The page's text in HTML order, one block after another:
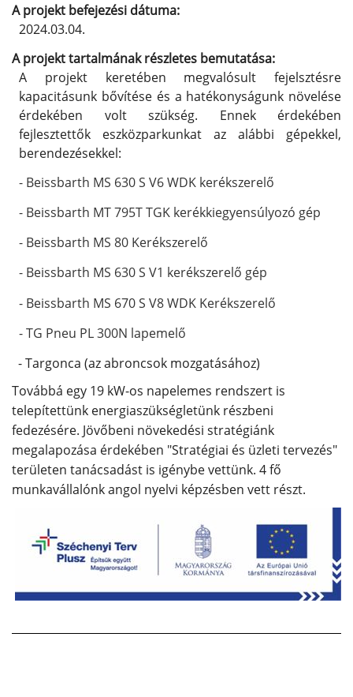
A projekt befejezési dátuma:
2024.03.04.
A projekt tartalmának részletes bemutatása:
A projekt keretében megvalósult fejelsztésre
kapacitásunk bővítése és a hatékonyságunk növelése
érdekében volt szükség. Ennek érdekében
fejlesztettők eszközparkunkat az alábbi gépekkel,
berendezésekkel:
- Beissbarth MS 630 S V6 WDK kerékszerelő
- Beissbarth MT 795T TGK kerékkiegyensúlyozó gép
- Beissbarth MS 80 Kerékszerelő
- Beissbarth MS 630 S V1 kerékszerelő gép
- Beissbarth MS 670 S V8 WDK Kerékszerelő
- TG Pneu PL 300N lapemelő
- Targonca (az abroncsok mozgatásához)
Továbbá egy 19 kW-os napelemes rendszert is
telepítettünk energiaszükségletünk részbeni
fedezésére. Jövőbeni növekedési stratégiánk
megalapozása érdekében "Stratégiai és üzleti tervezés"
területen tanácsadást is igénybe vettünk. 4 fő
munkavállalónk angol nyelvi képzésben vett részt.